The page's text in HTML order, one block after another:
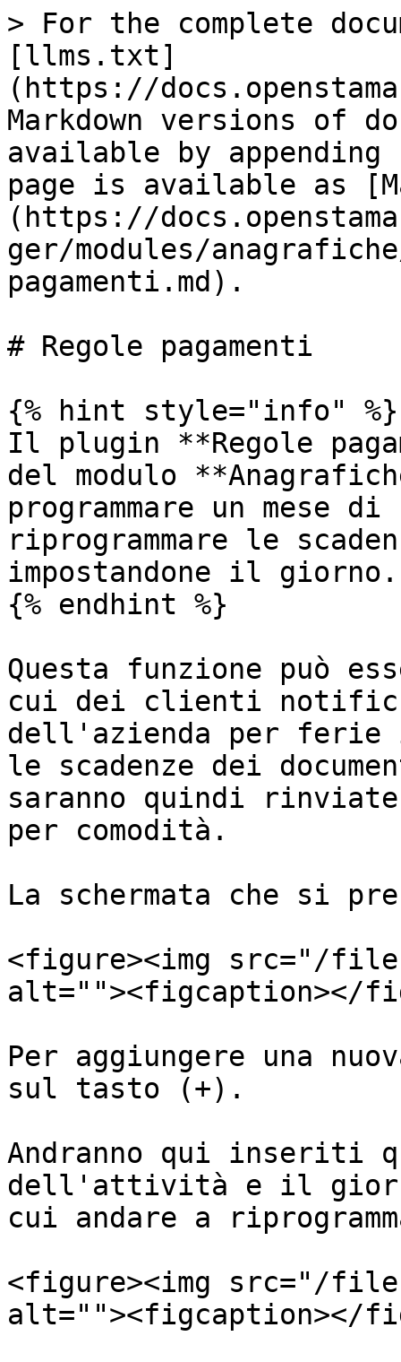
> For the complete
[llms.txt]
(https://
Markdown versions of
available by
page is available as
(https://
ger/modules/
pagamenti.md).
# Regole pagamenti
{% hint style="info" %}
Il plugin **Regole
del modulo
programmare un mese
riprogrammare le
impostandone il giorno.
{% endhint %}
Questa funzione può
cui dei clienti
dell'azienda per ferie
le scadenze dei
saranno quindi
per comodità.
La schermata che si
<figure><img src="/files/
alt=""><figcaption></
Per aggiungere una
sul tasto (+).
Andranno qui inseriti
dell'attività e il
cui andare a
<figure><img src="/
alt=""><figcaption></